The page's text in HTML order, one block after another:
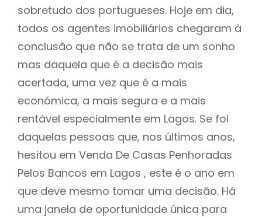
sobretudo dos portugueses. Hoje em dia,
todos os agentes imobiliários chegaram à
conclusão que não se trata de um sonho
mas daquela que é a decisão mais
acertada, uma vez que é a mais
económica, a mais segura e a mais
rentável especialmente em Lagos. Se foi
daquelas pessoas que, nos últimos anos,
hesitou em Venda De Casas Penhoradas
Pelos Bancos em Lagos , este é o ano em
que deve mesmo tomar uma decisão. Há
uma janela de oportunidade única para